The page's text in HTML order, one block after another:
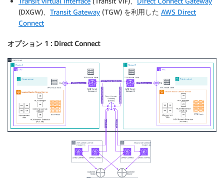
(DXGW)、 Transit Gateway (TGW) を利用した AWS Direct
Connect
オプション 1 : Direct Connect